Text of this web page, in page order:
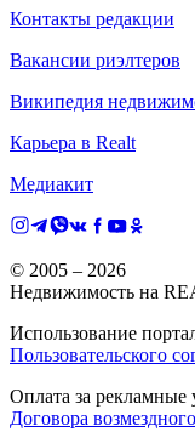
Контакты редакции
Вакансии риэлтеров
Википедия
Карьера в Realt
Медиакит
© 2005 – 2026
Недвижимость на
Использование
Пользовательского
Оплата за рекламные
Договора